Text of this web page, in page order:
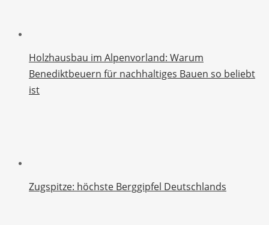
Holzhausbau im Alpenvorland: Warum
Benediktbeuern für nachhaltiges Bauen so beliebt
ist
Zugspitze: höchste Berggipfel Deutschlands